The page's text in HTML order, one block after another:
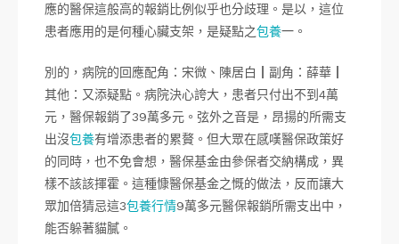
應的醫保這般高的報銷比例似乎也分歧理。是以，這位
患者應用的是何種心臟支架，是疑點之包養一。
別的，病院的回應配角：宋微、陳居白┃副角：薛華┃
其他：又添疑點。病院決心誇大，患者只付出不到4萬
元，醫保報銷了39萬多元。弦外之音是，昂揚的所需支
出沒包養有增添患者的累贅。但大眾在感嘆醫保政策好
的同時，也不免會想，醫保基金由參保者交納構成，異
樣不該該揮霍。這種慷醫保基金之慨的做法，反而讓大
眾加倍猜忌這3包養行情9萬多元醫保報銷所需支出中，
能否躲著貓膩。